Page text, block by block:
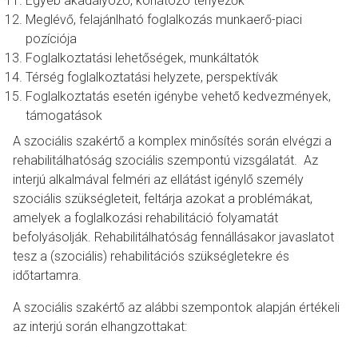
Meglévő, felajánlható foglalkozás munkaerő-piaci
pozíciója
Foglalkoztatási lehetőségek, munkáltatók
Térség foglalkoztatási helyzete, perspektívák
Foglalkoztatás esetén igénybe vehető kedvezmények,
támogatások
A szociális szakértő a komplex minősítés során elvégzi a
rehabilitálhatóság szociális szempontú vizsgálatát. Az
interjú alkalmával felméri az ellátást igénylő személy
szociális szükségleteit, feltárja azokat a problémákat,
amelyek a foglalkozási rehabilitáció folyamatát
befolyásolják. Rehabilitálhatóság fennállásakor javaslatot
tesz a (szociális) rehabilitációs szükségletekre és
időtartamra.
A szociális szakértő az alábbi szempontok alapján értékeli
az interjú során elhangzottakat: